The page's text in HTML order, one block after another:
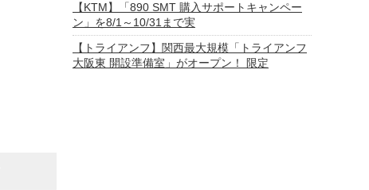
【KTM】「890 SMT 購入サポートキャンペー
ン」を8/1～10/31まで実
【トライアンフ】関西最大規模「トライアンフ
大阪東 開設準備室」がオープン！ 限定